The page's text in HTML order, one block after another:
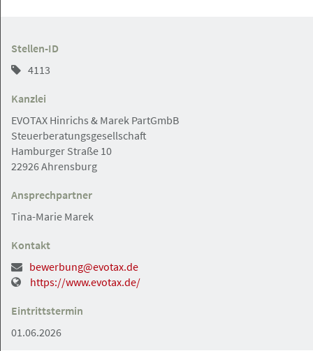
Hamburg
21.05.2026
ReFa (m/w/d) für Steuer- und
Erbrechtskanzlei in Innenstadtlage
gesucht
Hamburg
20.05.2026
Freiberuflicher
Rechtsanwaltsfachangestellter sucht
Aufträge
Stellen-ID
4113
Kanzlei
EVOTAX Hinrichs & Marek PartGmbB
Steuerberatungsgesellschaft
Hamburger Straße 10
22926 Ahrensburg
Ansprechpartner
Tina-Marie Marek
Kontakt
bewerbung@evotax.de
https://www.evotax.de/
Eintrittstermin
01.06.2026